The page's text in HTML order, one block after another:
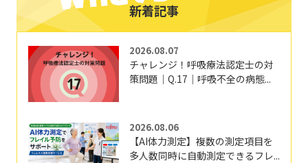
新着記事
2026.08.07
チャレンジ！呼吸療法認定士の対
策問題｜Q.17｜呼吸不全の病態...
2026.08.06
【AI体力測定】複数の測定項目を
多人数同時に自動測定できるフレ...